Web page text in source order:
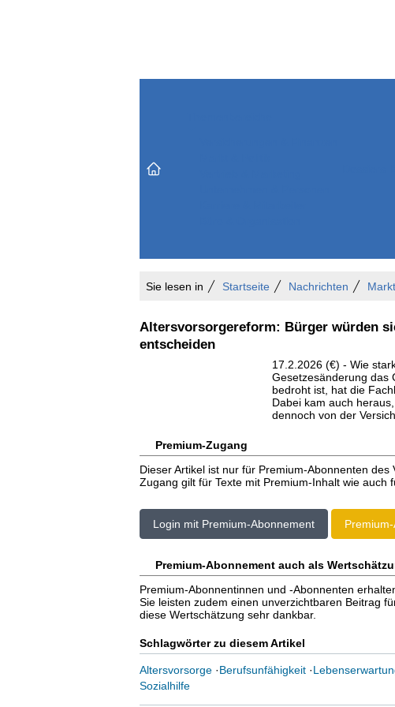
Sie lesen in Startseite Nachrichten
Altersvorsorgereform: Bürger würden
entscheiden
17.2.2026 (€) - Wie
Gesetzesänderung das
bedroht ist, hat die
Dabei kam auch
dennoch von der
Premium-Zugang
Dieser Artikel ist nur für Premium-Abonnenten
Zugang gilt für Texte mit Premium-Inhalt wie auch
Login mit Premium-Abonnement
Premium-Abonnement auch als
Premium-Abonnentinnen und -Abonnenten
Sie leisten zudem einen unverzichtbaren Beitrag
diese Wertschätzung sehr dankbar.
Schlagwörter zu diesem Artikel
Altersvorsorge·Berufsunfähigkeit·
Sozialhilfe